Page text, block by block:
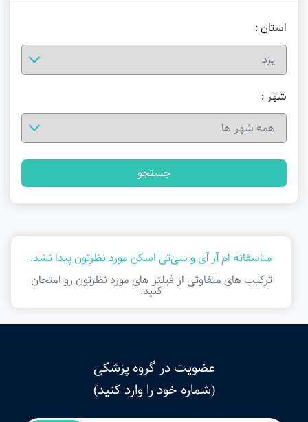
استان :
شهر :
جستجو
متاسفانه ام آر آی و سی‌تی اسکن مورد نظرتون پیدا نشد.
ترکیب های متفاوتی از فیلتر ‌های مورد نظرتون رو امتحان
کنید.
عضویت در گروه پزشکی
(شماره خود را وارد کنید)